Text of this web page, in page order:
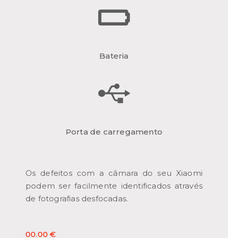
Bateria
Porta de carregamento
Os defeitos com a câmara do seu Xiaomi
podem ser facilmente identificados através
de fotografias desfocadas.
00.00 €